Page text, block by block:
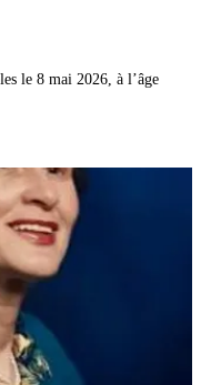
le 8 mai 2026, à l’âge